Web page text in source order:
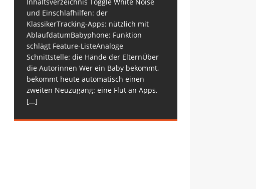
und Einschlafhilfen: der
KlassikerTracking-Apps: nützlich mit
AblaufdatumBabyphone: Funktion
schlägt Feature-ListeAnaloge
Schnittstelle: die Hände der ElternÜber
die Autorinnen Wer ein Baby bekommt,
bekommt heute automatisch einen
zweiten Neuzugang: eine Flut an Apps,
[...]